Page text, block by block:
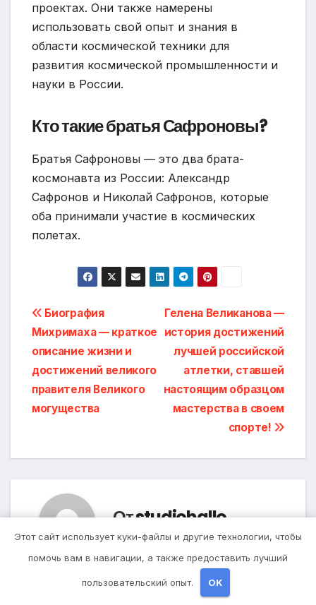
проектах. Они также намерены
использовать свой опыт и знания в
области космической техники для
развития космической промышленности и
науки в России.
Кто такие братья Сафроновы?
Братья Сафроновы — это два брата-
космонавта из России: Александр
Сафронов и Николай Сафронов, которые
оба принимали участие в космических
полетах.
Навигация
по
записям
Гелена Великанова —
история достижений
лучшей российской
атлетки, ставшей
настоящим образцом
мастерства в своем
спорте!
Биография
Михримаха — краткое
описание жизни и
достижений великого
правителя Великого
могущества
Отstudiohallo_
Этот сайт использует куки-файлы и другие технологии, чтобы
помочь вам в навигации, а также предоставить лучший
пользовательский опыт. OK